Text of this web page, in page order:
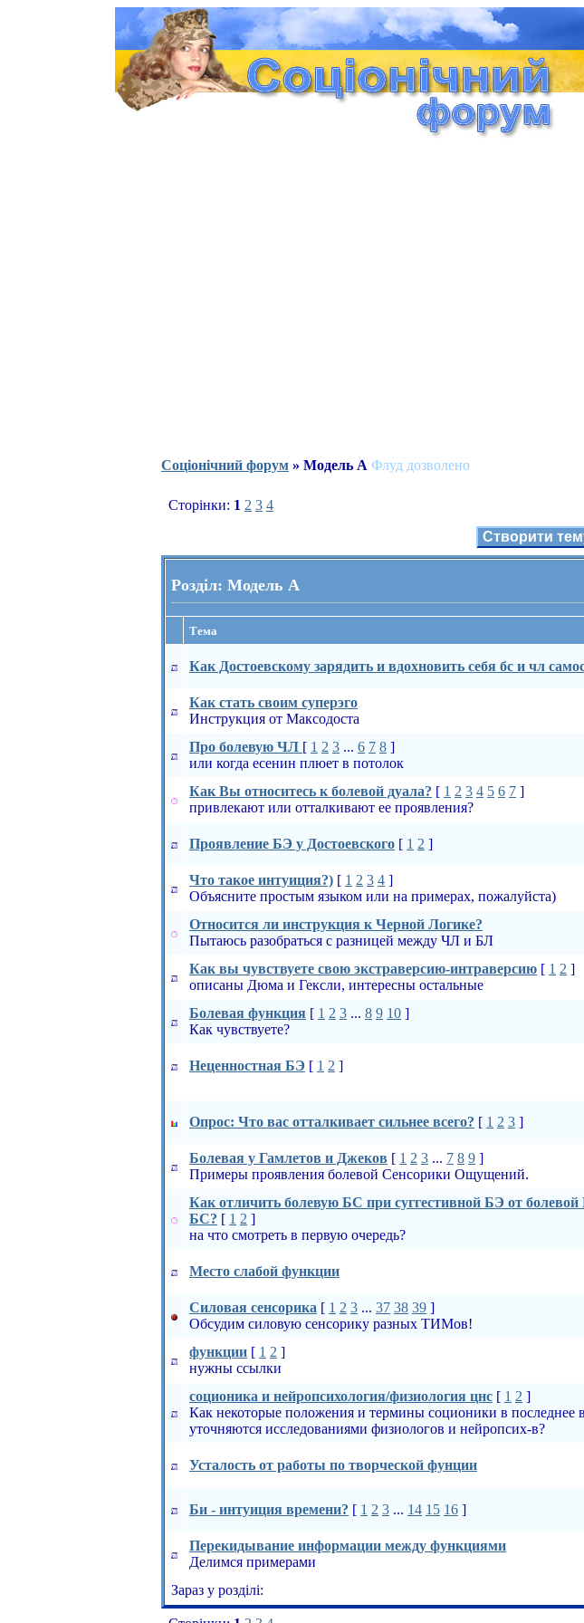
Соціонічний форум » Модель А Флуд дозволено
Сторінки: 1 2 3 4
Створити
Розділ: Модель А
Тема
Как Достоевскому зарядить и вдохновить себя бс и чл
Как стать своим суперэго
Инструкция от Максодоста
Про болевую ЧЛ [ 1 2 3 ... 6 7 8 ]
или когда есенин плюет в потолок
Как Вы относитесь к болевой дуала? [ 1 2 3 4 5 6 7 ]
привлекают или отталкивают ее проявления?
Проявление БЭ у Достоевского [ 1 2 ]
Что такое интуиция?) [ 1 2 3 4 ]
Объясните простым языком или на примерах, пожалуйста)
Относится ли инструкция к Черной Логике?
Пытаюсь разобраться с разницей между ЧЛ и БЛ
Как вы чувствуете свою экстраверсию-интраверсию [ 1 2 ]
описаны Дюма и Гексли, интересны остальные
Болевая функция [ 1 2 3 ... 8 9 10 ]
Как чувствуете?
Неценностная БЭ [ 1 2 ]
Опрoс: Что вас отталкивает сильнее всего? [ 1 2 3 ]
Болевая у Гамлетов и Джеков [ 1 2 3 ... 7 8 9 ]
Примеры проявления болевой Сенсорики Ощущений.
Как отличить болевую БС при суггестивной БЭ от болевой
БС? [ 1 2 ]
на что смотреть в первую очередь?
Место слабой функции
Силовая сенсорика [ 1 2 3 ... 37 38 39 ]
Обсудим силовую сенсорику разных ТИМов!
функции [ 1 2 ]
нужны ссылки
соционика и нейропсихология/физиология цнс [ 1 2 ]
Как некоторые положения и термины соционики в последнее
уточняются исследованиями физиологов и нейропсих-в?
Усталость от работы по творческой фунции
Би - интуиция времени? [ 1 2 3 ... 14 15 16 ]
Перекидывание информации между функциями
Делимся примерами
Зараз у розділі: